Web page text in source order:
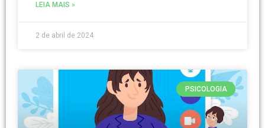
LEIA MAIS »
2 de abril de 2024
PSICOLOGIA